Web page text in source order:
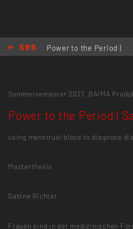
Power to the Period |
Sommersemester 2021, BA/MA
Power to the Period |
using menstrual blood to diagnose
Masterthesis
Sabine Richter
Frauen sind in der medizinischen